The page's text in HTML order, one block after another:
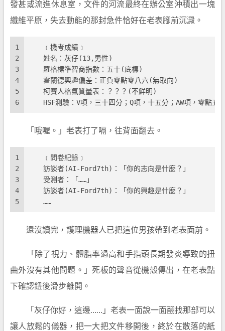
發甚或流進休息室，文件的河流最終在辦公室沖積出一塊
纖維平原，失去動能的那封急件恰好在老表腳前沉澱。
1
2
3
4
5
6
﹝機考成績﹞
姓名：灰仔(13,男性)
羅格標準智商指數：五十(底標)
霍蘭德興趣偏差：正負零點零八六(無取向)
柯賽人格氣質量表：？？？(不鮮明)
HSF測驗：V項，三十四分；Q項，十五分；AW項，零點五
「哦喔。」老表打了嗝，往背面翻去。
1
2
3
4
5
﹝問卷紀錄﹞
訪談者(AI-Ford7th)：「你的志向是什麼？」
受測者：「……」
訪談者(AI-Ford7th)：「你的興趣是什麼？」
……
還沒讀完，護理機器人已把這位男孩帶到老表面前。
「除了視力、體脂率過高和手指頭長期發炎導致的扭
曲外沒有其他問題。」死板的聲音從機殼傳出，在老表點
下確認鈕後滑步離開。
「灰仔你好，這邊……」老表一面說一面翻找那部可以
讓人放鬆的儀器，把一大把文件移開後，終於在散落的紙